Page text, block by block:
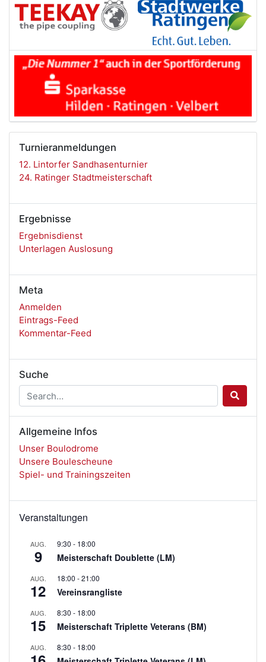
Turnieranmeldungen
12. Lintorfer Sandhasenturnier
24. Ratinger Stadtmeisterschaft
Ergebnisse
Ergebnisdienst
Unterlagen Auslosung
Meta
Anmelden
Eintrags-Feed
Kommentar-Feed
Suche
Allgemeine Infos
Unser Boulodrome
Unsere Boulescheune
Spiel- und Trainingszeiten
Veranstaltungen
AUG.
9
9:30 - 18:00
Meisterschaft Doublette (LM)
AUG.
12
18:00 -21:00
Vereinsrangliste
AUG.
15
8:30 - 18:00
Meisterschaft Triplette Veterans (BM)
AUG. 8:30 - 18:00